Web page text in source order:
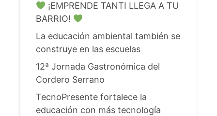
¡EMPRENDE TANTI LLEGA A TU
BARRIO!
La educación ambiental también se
construye en las escuelas
12ª Jornada Gastronómica del
Cordero Serrano
TecnoPresente fortalece la
educación con más tecnología